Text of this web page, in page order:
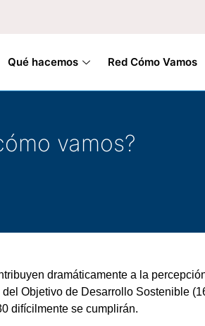
Qué hacemos Red Cómo Vamos
vamos?
dramáticamente a la
Objetivo de Desarrollo Sostenible
difícilmente se cumplirán.